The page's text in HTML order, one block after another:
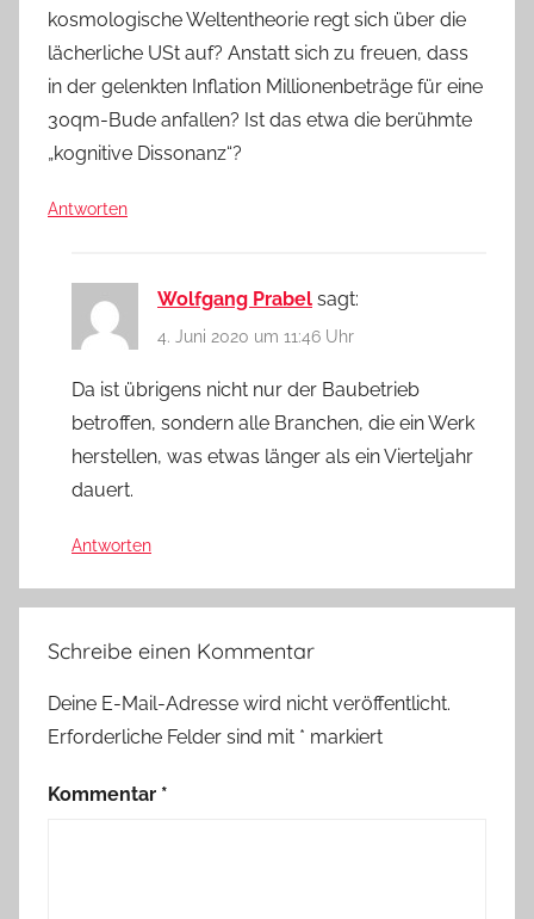
kosmologische Weltentheorie regt sich über die
lächerliche USt auf? Anstatt sich zu freuen, dass
in der gelenkten Inflation Millionenbeträge für eine
30qm-Bude anfallen? Ist das etwa die berühmte
„kognitive Dissonanz“?
Antworten
Wolfgang Prabel sagt:
4. Juni 2020 um 11:46 Uhr
Da ist übrigens nicht nur der Baubetrieb
betroffen, sondern alle Branchen, die ein Werk
herstellen, was etwas länger als ein Vierteljahr
dauert.
Antworten
Schreibe einen Kommentar
Deine E-Mail-Adresse wird nicht veröffentlicht.
Erforderliche Felder sind mit * markiert
Kommentar *